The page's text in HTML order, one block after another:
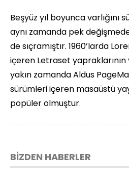
Beşyüz yıl boyunca varlığını
aynı zamanda pek
de sıçramıştır. 1960’larda
içeren Letraset yapraklarının
yakın zamanda Aldus
sürümleri içeren masaüstü
popüler olmuştur.
BİZDEN HABERLER